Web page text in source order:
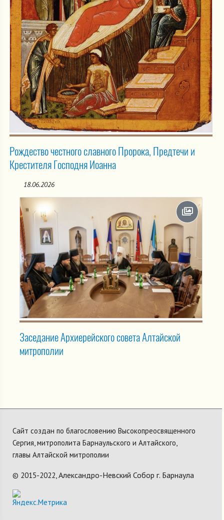
Рождество честного славного Пророка, Предтечи и
Крестителя Господня Иоанна
18.06.2026
Заседание Архиерейского совета Алтайской
митрополии
Сайт создан по благословению Высокопреосвященного
Сергия, митрополита Барнаульского и Алтайского,
главы Алтайской митрополии
© 2015-2022,Александро-Невский Собор г. Барнаула